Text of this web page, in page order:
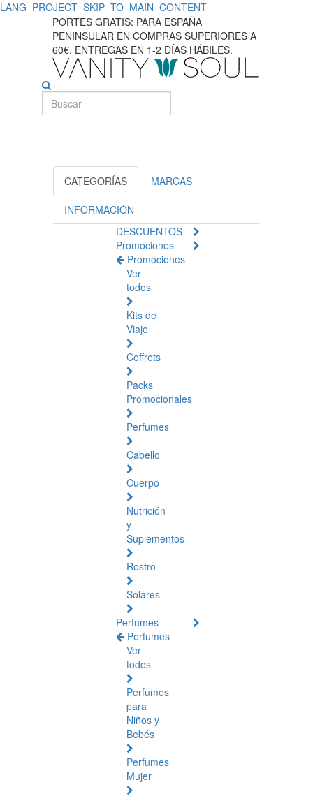
LANG_PROJECT_SKIP_TO_MAIN_CONTENT
Descubra
protectores
labiales
labios
macios
hidratados
PORTES GRATIS: PARA ESPAÑA
PENINSULAR EN COMPRAS SUPERIORES A
60€. ENTREGAS EN 1-2 DÍAS HÁBILES.
CATEGORÍAS MARCAS
INFORMACIÓN
DESCUENTOS
Promociones
Promociones
Ver
todos
Kits de
Viaje
Coffrets
Packs
Promocionales
Perfumes
Cabello
Cuerpo
Nutrición
y
Suplementos
Rostro
Solares
Perfumes
Perfumes
Ver
todos
Perfumes
para
Niños y
Bebés
Perfumes
Mujer